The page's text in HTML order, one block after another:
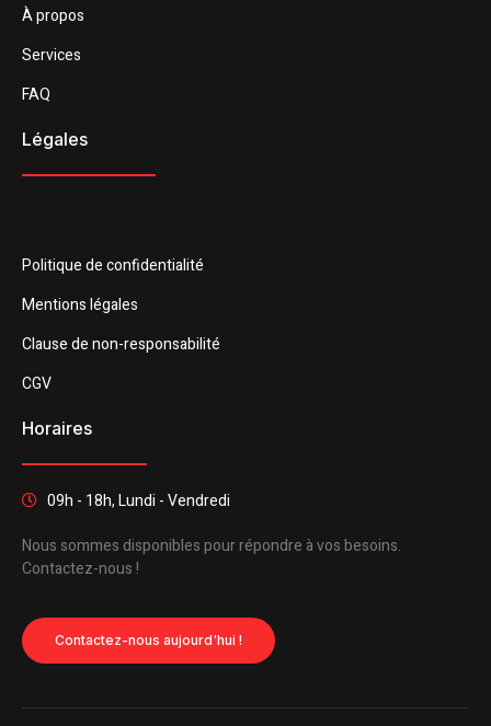
À propos
Services
FAQ
Légales
Politique de confidentialité
Mentions légales
Clause de non-responsabilité
CGV
Horaires
09h - 18h, Lundi - Vendredi
Nous sommes disponibles pour répondre à vos besoins.
Contactez-nous !
Contactez-nous aujourd'hui !